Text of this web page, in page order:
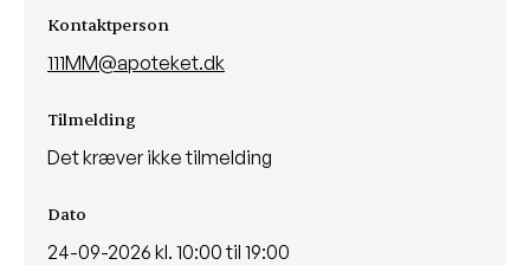
Kontaktperson
111MM@apoteket.dk
Tilmelding
Det kræver ikke tilmelding
Dato
24-09-2026 kl. 10:00 til 19:00